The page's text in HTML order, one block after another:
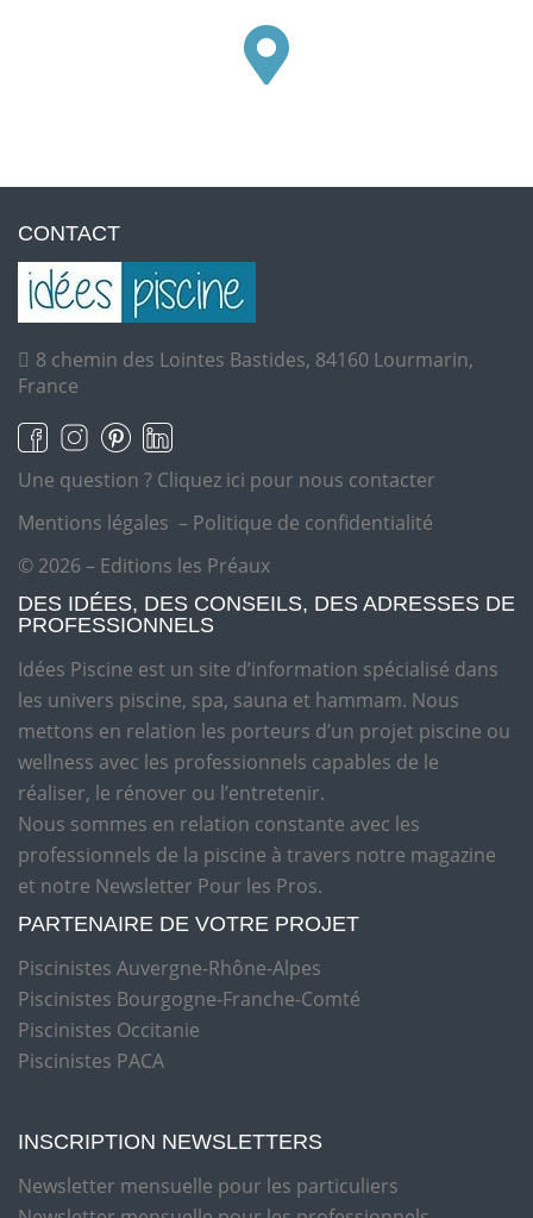
CONTACT
8 chemin des Lointes Bastides, 84160 Lourmarin,
France
Une question ? Cliquez ici pour nous contacter
Mentions légales – Politique de confidentialité
© 2026 – Editions les Préaux
DES IDÉES, DES CONSEILS, DES ADRESSES DE
PROFESSIONNELS
Idées Piscine est un site d’information spécialisé dans
les univers piscine, spa, sauna et hammam. Nous
mettons en relation les porteurs d’un projet piscine ou
wellness avec les professionnels capables de le
réaliser, le rénover ou l’entretenir.
Nous sommes en relation constante avec les
professionnels de la piscine à travers notre magazine
et notre Newsletter Pour les Pros.
PARTENAIRE DE VOTRE PROJET
Piscinistes Auvergne-Rhône-Alpes
Piscinistes Bourgogne-Franche-Comté
Piscinistes Occitanie
Piscinistes PACA
INSCRIPTION NEWSLETTERS
Newsletter mensuelle pour les particuliers